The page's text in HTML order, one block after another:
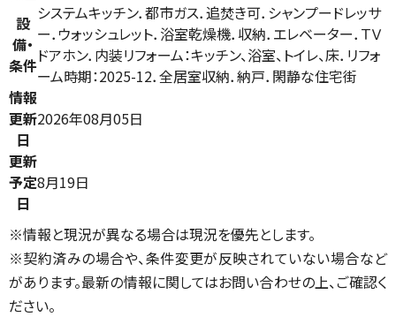
設
備・
条件
システムキッチン．都市ガス．追焚き可．シャンプードレッサ
ー．ウォッシュレット．浴室乾燥機．収納．エレベーター．ＴＶ
ドアホン．内装リフォーム：キッチン、浴室、トイレ、床．リフォ
ーム時期：2025-12．全居室収納．納戸．閑静な住宅街
情報
更新
日
2026年08月05日
更新
予定
日
8月19日
※情報と現況が異なる場合は現況を優先とします。
※契約済みの場合や、条件変更が反映されていない場合など
があります。最新の情報に関してはお問い合わせの上、ご確認く
ださい。